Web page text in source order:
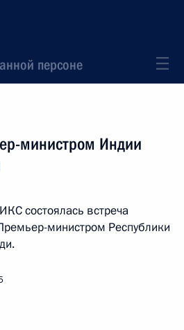
персоне
министром Индии
состоялась встреча
министром Республики